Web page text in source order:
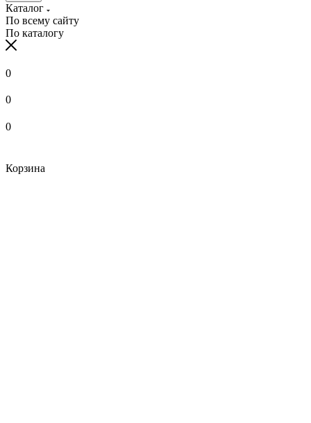
Каталог
По всему сайту
По каталогу
0
0
0
Корзина